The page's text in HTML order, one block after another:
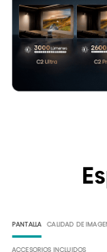
PANTALLA CALIDAD DE